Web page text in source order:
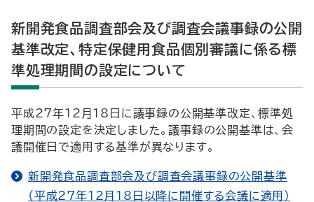
新開発食品調査部会及び調査会議事録の公開
基準改定、特定保健用食品個別審議に係る標
準処理期間の設定について
平成27年12月18日に議事録の公開基準改定、標準処
理期間の設定を決定しました。議事録の公開基準は、会
議開催日で適用する基準が異なります。
新開発食品調査部会及び調査会議事録の公開基準
（平成27年12月18日以降に開催する会議に適用）